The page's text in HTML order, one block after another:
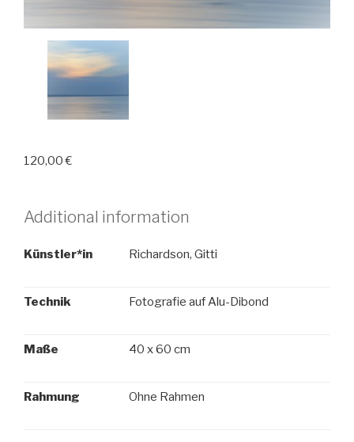
120,00€
Additional information
Künstler*in Richardson, Gitti
Technik Fotografie auf Alu-Dibond
Maße 40 x 60 cm
Rahmung Ohne Rahmen